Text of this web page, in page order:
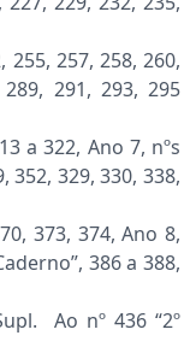
257, 258, 260,
291, 293, 295
a 322, Ano 7, nºs
352, 329, 330, 338,
373, 374, Ano 8,
386 a 388,
Ao nº 436 “2º